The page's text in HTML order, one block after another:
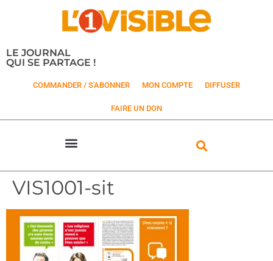
LE JOURNAL
QUI SE PARTAGE !
COMMANDER / S'ABONNER MON COMPTE DIFFUSER
FAIRE UN DON
VIS1001-sit